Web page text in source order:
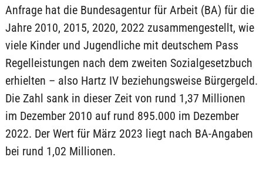
Anfrage hat die Bundesagentur für Arbeit (BA) für die
Jahre 2010, 2015, 2020, 2022 zusammengestellt, wie
viele Kinder und Jugendliche mit deutschem Pass
Regelleistungen nach dem zweiten Sozialgesetzbuch
erhielten – also Hartz IV beziehungsweise Bürgergeld.
Die Zahl sank in dieser Zeit von rund 1,37 Millionen
im Dezember 2010 auf rund 895.000 im Dezember
2022. Der Wert für März 2023 liegt nach BA-Angaben
bei rund 1,02 Millionen.